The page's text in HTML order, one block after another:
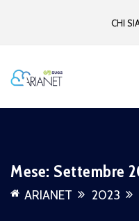
CHI
Mese: Settembre
ARIANET 2023